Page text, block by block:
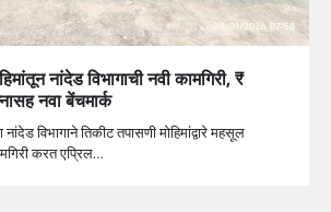
नांदेड विभागाची नवी कामगिरी, ₹
नवा बेंचमार्क
विभागाने तिकीट तपासणी मोहिमांद्वारे महसूल
करत एप्रिल…